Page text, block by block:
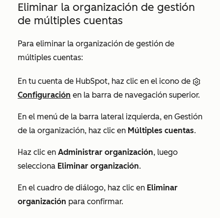
Eliminar la organización de gestión
de múltiples cuentas
Para eliminar la organización de gestión de
múltiples cuentas:
En tu cuenta de HubSpot, haz clic en el icono de
Configuración en la barra de navegación superior.
En el menú de la barra lateral izquierda, en Gestión
de la organización, haz clic en Múltiples cuentas.
Haz clic en Administrar organización, luego
selecciona Eliminar organización.
En el cuadro de diálogo, haz clic en Eliminar
organización para confirmar.